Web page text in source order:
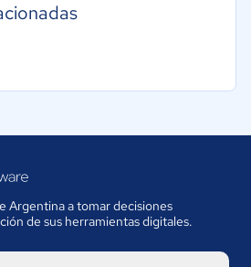
Argentina a tomar decisiones
de sus herramientas digitales.